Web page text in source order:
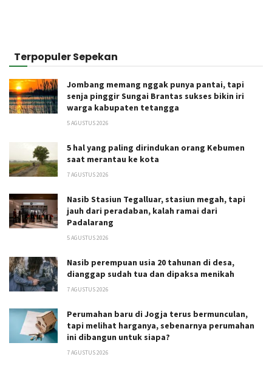
Terpopuler Sepekan
Jombang memang nggak punya pantai, tapi
senja pinggir Sungai Brantas sukses bikin iri
warga kabupaten tetangga
5 AGUSTUS 2026
5 hal yang paling dirindukan orang Kebumen
saat merantau ke kota
7 AGUSTUS 2026
Nasib Stasiun Tegalluar, stasiun megah, tapi
jauh dari peradaban, kalah ramai dari
Padalarang
5 AGUSTUS 2026
Nasib perempuan usia 20 tahunan di desa,
dianggap sudah tua dan dipaksa menikah
7 AGUSTUS 2026
Perumahan baru di Jogja terus bermunculan,
tapi melihat harganya, sebenarnya perumahan
ini dibangun untuk siapa?
7 AGUSTUS 2026